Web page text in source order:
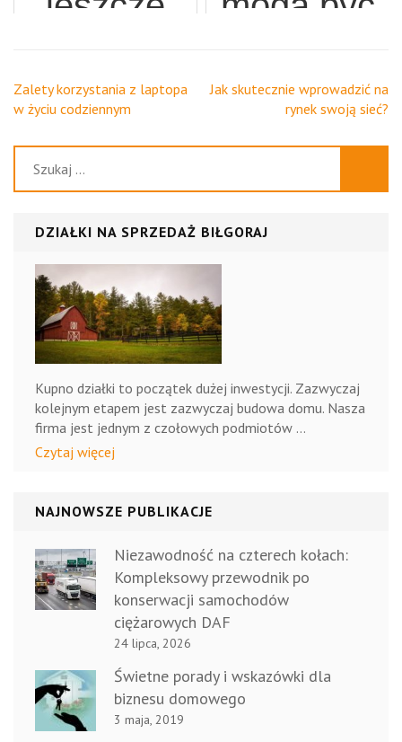
zakupy?
korzystać
z
pozycjonowania
stron?
w różnych
miejscach
Nawigacja
wpisu
Zalety korzystania z laptopa
w życiu codziennym
Jak skutecznie wprowadzić na
rynek swoją sieć?
DZIAŁKI NA SPRZEDAŻ BIŁGORAJ
Kupno działki to początek dużej inwestycji. Zazwyczaj
kolejnym etapem jest zazwyczaj budowa domu. Nasza
firma jest jednym z czołowych podmiotów …
Czytaj więcej
NAJNOWSZE PUBLIKACJE
Niezawodność na czterech kołach:
Kompleksowy przewodnik po
konserwacji samochodów
ciężarowych DAF
24 lipca, 2026
Świetne porady i wskazówki dla
biznesu domowego
3 maja, 2019